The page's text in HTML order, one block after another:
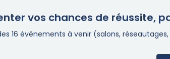
vos chances de réussite,
16 événements à venir (salons,